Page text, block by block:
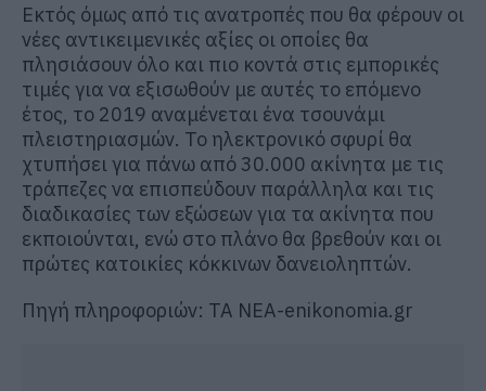
Εκτός όμως από τις ανατροπές που θα φέρουν οι
νέες αντικειμενικές αξίες οι οποίες θα
πλησιάσουν όλο και πιο κοντά στις εμπορικές
τιμές για να εξισωθούν με αυτές το επόμενο
έτος, το 2019 αναμένεται ένα τσουνάμι
πλειστηριασμών. Το ηλεκτρονικό σφυρί θα
χτυπήσει για πάνω από 30.000 ακίνητα με τις
τράπεζες να επισπεύδουν παράλληλα και τις
διαδικασίες των εξώσεων για τα ακίνητα που
εκποιούνται, ενώ στο πλάνο θα βρεθούν και οι
πρώτες κατοικίες κόκκινων δανειοληπτών.
Πηγή πληροφοριών: ΤΑ ΝΕΑ-enikonomia.gr